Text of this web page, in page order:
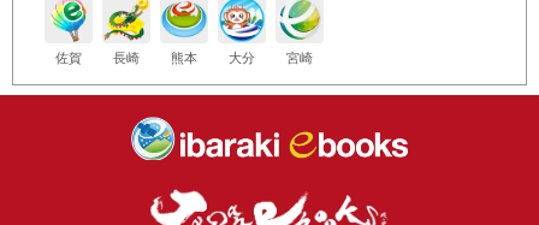
佐賀 長崎 熊本 大分 宮崎